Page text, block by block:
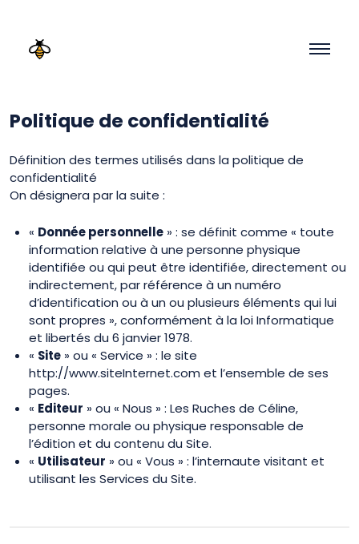
Politique de confidentialité
Définition des termes utilisés dans la politique de
confidentialité
On désignera par la suite :
« Donnée personnelle » : se définit comme « toute
information relative à une personne physique
identifiée ou qui peut être identifiée, directement ou
indirectement, par référence à un numéro
d’identification ou à un ou plusieurs éléments qui lui
sont propres », conformément à la loi Informatique
et libertés du 6 janvier 1978.
« Site » ou « Service » : le site
http://www.siteInternet.com et l’ensemble de ses
pages.
« Editeur » ou « Nous » : Les Ruches de Céline,
personne morale ou physique responsable de
l’édition et du contenu du Site.
« Utilisateur » ou « Vous » : l’internaute visitant et
utilisant les Services du Site.